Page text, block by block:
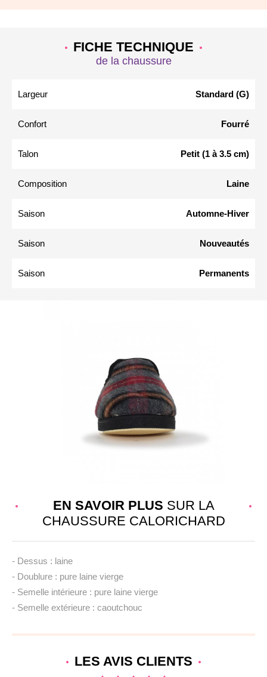
FICHE TECHNIQUE
de la chaussure
Largeur Standard (G)
Confort Fourré
Talon Petit (1 à 3.5 cm)
Composition Laine
Saison Automne-Hiver
Saison Nouveautés
Saison Permanents
EN SAVOIR PLUS SUR LA
CHAUSSURE CALORICHARD
- Dessus : laine
- Doublure : pure laine vierge
- Semelle intérieure : pure laine vierge
- Semelle extérieure : caoutchouc
LES AVIS CLIENTS